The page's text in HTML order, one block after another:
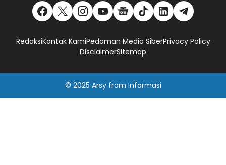
RedaksiKontak KamiPedoman Media SiberPrivacy Policy
DisclaimerSitemap
© 2025 Arsyfrom Informasi